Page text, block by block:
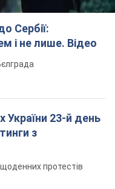
Сербії:
і не лише. Відео
України 23-й день
з
протестів